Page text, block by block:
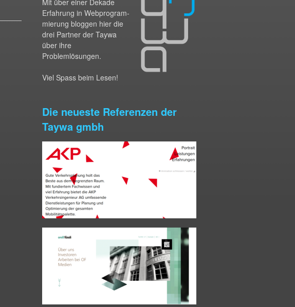
Mit über einer Dekade
Erfahrung in Webprogram­
mierung bloggen hier die
drei Partner der Taywa
über ihre
Problemlösungen.
Viel Spass beim Lesen!